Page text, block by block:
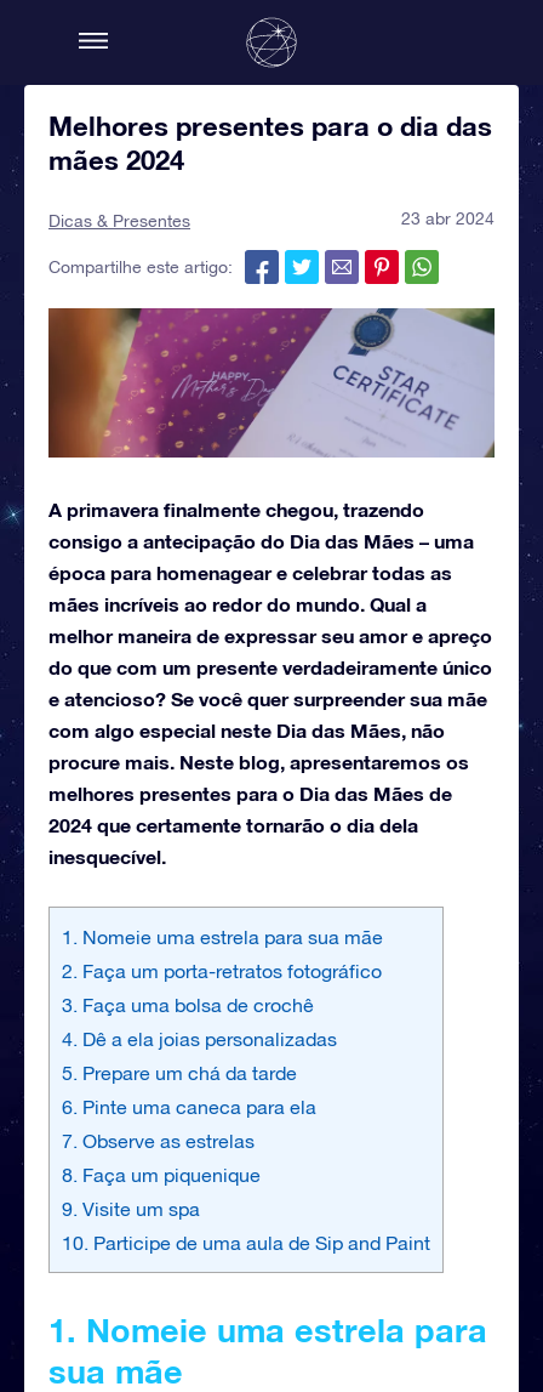
Melhores presentes para o dia das
mães 2024
Dicas & Presentes 23 abr 2024
Compartilhe este artigo:
A primavera finalmente chegou, trazendo
consigo a antecipação do Dia das Mães – uma
época para homenagear e celebrar todas as
mães incríveis ao redor do mundo. Qual a
melhor maneira de expressar seu amor e apreço
do que com um presente verdadeiramente único
e atencioso? Se você quer surpreender sua mãe
com algo especial neste Dia das Mães, não
procure mais. Neste blog, apresentaremos os
melhores presentes para o Dia das Mães de
2024 que certamente tornarão o dia dela
inesquecível.
1. Nomeie uma estrela para sua mãe
2. Faça um porta-retratos fotográfico
3. Faça uma bolsa de crochê
4. Dê a ela joias personalizadas
5. Prepare um chá da tarde
6. Pinte uma caneca para ela
7. Observe as estrelas
8. Faça um piquenique
9. Visite um spa
10. Participe de uma aula de Sip and Paint
1. Nomeie uma estrela para
sua mãe